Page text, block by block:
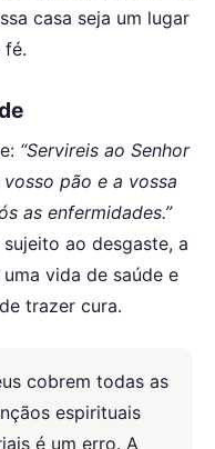
casa seja um lugar
fé.
“Servireis ao Senhor
pão e a vossa
as enfermidades.”
ao desgaste, a
vida de saúde e
trazer cura.
cobrem todas as
espirituais
é um erro. A